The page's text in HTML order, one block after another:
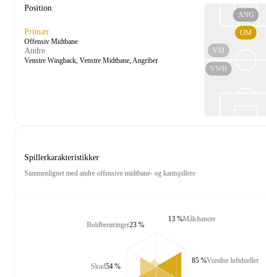
Position
Primær
Offensiv Midtbane
Andre
Venstre Wingback, Venstre Midtbane, Angriber
VWB
VM
OM
ANG
Spillerkarakteristikker
Sammenlignet med andre offensive midtbane- og kantspillere
Boldberøringer23 %
Skud54 %
Målchancer
13 %
Vundne luftdueller
85 %